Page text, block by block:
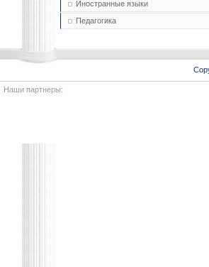
Иностранные языки
Педагогика
Наши партнеры: